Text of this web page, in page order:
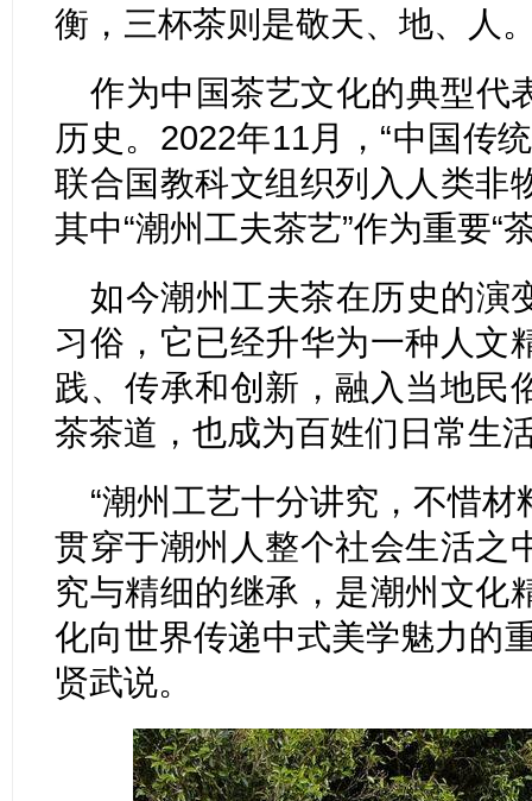
衡，三杯茶则是敬天、地、人
作为中国茶艺文化的典型代
历史。2022年11月，“中国传
联合国教科文组织列入人类非
其中“潮州工夫茶艺”作为重要“
如今潮州工夫茶在历史的演
习俗，它已经升华为一种人文
践、传承和创新，融入当地民
茶茶道，也成为百姓们日常生
“潮州工艺十分讲究，不惜
贯穿于潮州人整个社会生活之
究与精细的继承，是潮州文化
化向世界传递中式美学魅力的
贤武说。